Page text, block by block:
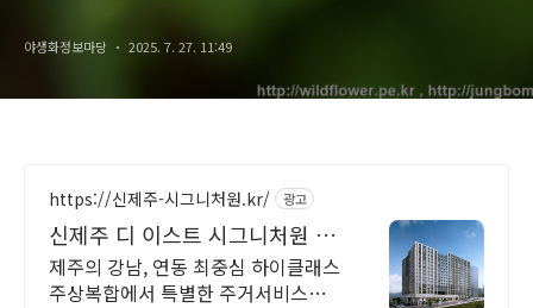
야생화정보마당 2025. 7. 27. 11:49
https://신제주-시그니처원.kr/ 광고
신제주 디 이스트 시그니처원 대
표홈페이지
제주의 강남, 연동 최중심 하이클래스
주상복합에서 특별한 주거서비스를